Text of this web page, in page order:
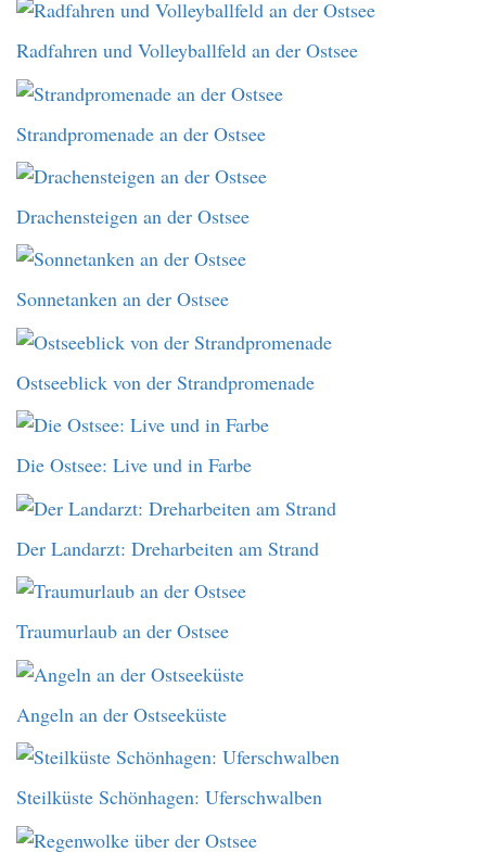
Radfahren und Volleyballfeld an der Ostsee
Strandpromenade an der Ostsee
Drachensteigen an der Ostsee
Sonnetanken an der Ostsee
Ostseeblick von der Strandpromenade
Die Ostsee: Live und in Farbe
Der Landarzt: Dreharbeiten am Strand
Traumurlaub an der Ostsee
Angeln an der Ostseeküste
Steilküste Schönhagen: Uferschwalben